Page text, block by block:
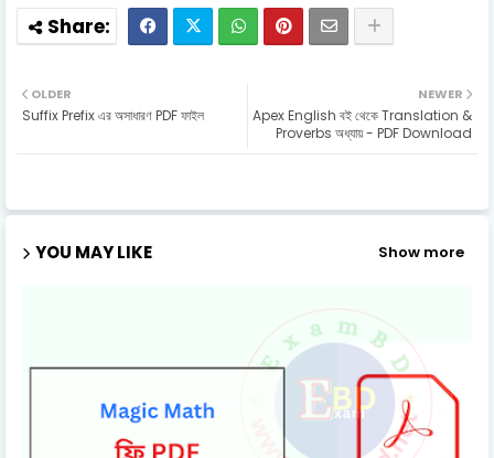
NEWER
Apex English বই থেকে Translation &
Proverbs অধ্যায় - PDF Download
OLDER
Suffix Prefix এর অসাধারণ PDF ফাইল
YOU MAY LIKE Show more